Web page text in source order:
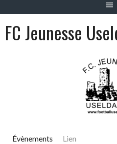
FC Jeunesse
Évènements Lien